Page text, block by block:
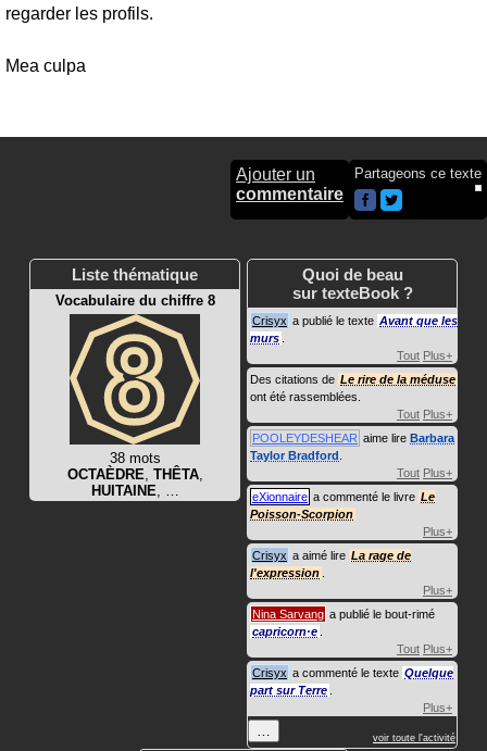
regarder les profils.
Mea culpa
Ajouter un
commentaire
Partageons ce texte
Liste thématique
Vocabulaire du chiffre 8
38 mots
OCTAÈDRE, THÊTA,
HUITAINE, …
Quoi de beau
sur texteBook ?
Crisyx a publié le texte Avant que les
murs
Tout Plus+
Des citations de Le rire de la méduse
ont été rassemblées.
Tout Plus+
POOLEYDESHEAR aime lire Barbara
Taylor Bradford
Tout Plus+
eXionnaire a commenté le livre Le
Poisson-Scorpion
Plus+
Crisyx a aimé lire La rage de
l'expression
Plus+
Nina Sarvang a publié le bout-rimé
capricorn·e
Tout Plus+
Crisyx a commenté le texte Quelque
part sur Terre
Plus+
… voir toute l'activité